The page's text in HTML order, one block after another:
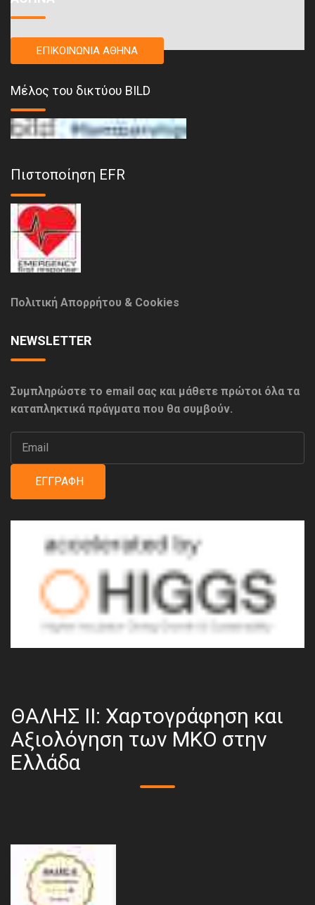
ΕΠΙΚΟΙΝΩΝΙΑ ΑΘΗΝΑ
Μέλος του δικτύου BILD
Πιστοποίηση EFR
Πολιτική Απορρήτου & Cookies
NEWSLETTER
Συμπληρώστε το email σας και μάθετε πρώτοι όλα τα
καταπληκτικά πράγματα που θα συμβούν.
ΕΓΓΡΑΦΉ
ΘΑΛΗΣ ΙΙ: Χαρτογράφηση και
Αξιολόγηση των ΜΚΟ στην
Ελλάδα